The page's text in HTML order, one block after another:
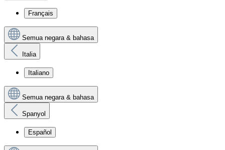
Français
Semua negara & bahasa
Italia
Italiano
Semua negara & bahasa
Spanyol
Español